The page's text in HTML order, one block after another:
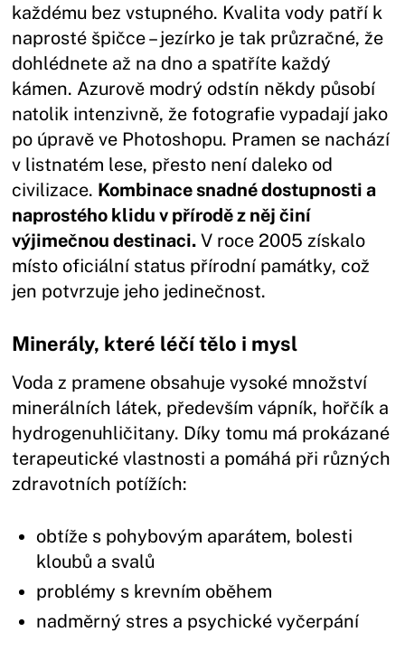
každému bez vstupného. Kvalita vody patří k
naprosté špičce – jezírko je tak průzračné, že
dohlédnete až na dno a spatříte každý
kámen. Azurově modrý odstín někdy působí
natolik intenzivně, že fotografie vypadají jako
po úpravě ve Photoshopu. Pramen se nachází
v listnatém lese, přesto není daleko od
civilizace. Kombinace snadné dostupnosti a
naprostého klidu v přírodě z něj činí
výjimečnou destinaci. V roce 2005 získalo
místo oficiální status přírodní památky, což
jen potvrzuje jeho jedinečnost.
Minerály, které léčí tělo i mysl
Voda z pramene obsahuje vysoké množství
minerálních látek, především vápník, hořčík a
hydrogenuhličitany. Díky tomu má prokázané
terapeutické vlastnosti a pomáhá při různých
zdravotních potížích:
obtíže s pohybovým aparátem, bolesti
kloubů a svalů
problémy s krevním oběhem
nadměrný stres a psychické vyčerpání